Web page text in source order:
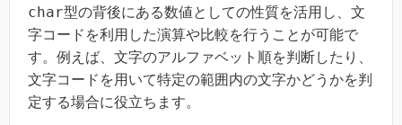
char型の背後にある数値としての性質を活用し、文
字コードを利用した演算や比較を行うことが可能で
す。例えば、文字のアルファベット順を判断したり、
文字コードを用いて特定の範囲内の文字かどうかを判
定する場合に役立ちます。